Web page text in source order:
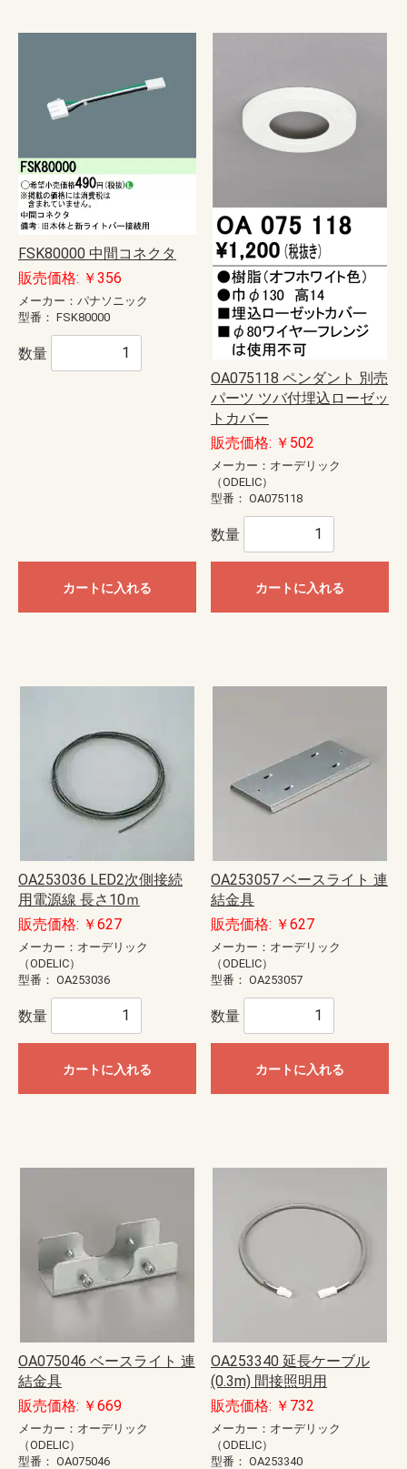
FSK80000 中間コネクタ
販売価格: ￥356
メーカー：パナソニック
型番： FSK80000
数量
カートに入れる
OA075118 ペンダント 別売
パーツ ツバ付埋込ローゼッ
トカバー
販売価格: ￥502
メーカー：オーデリック
（ODELIC）
型番： OA075118
数量
カートに入れる
OA253036 LED2次側接続
用電源線 長さ10ｍ
販売価格: ￥627
メーカー：オーデリック
（ODELIC）
型番： OA253036
数量
カートに入れる
OA253057 ベースライト 連
結金具
販売価格: ￥627
メーカー：オーデリック
（ODELIC）
型番： OA253057
数量
カートに入れる
OA075046 ベースライト 連
結金具
販売価格: ￥669
メーカー：オーデリック
（ODELIC）
型番： OA075046
OA253340 延長ケーブル
(0.3m) 間接照明用
販売価格: ￥732
メーカー：オーデリック
（ODELIC）
型番： OA253340